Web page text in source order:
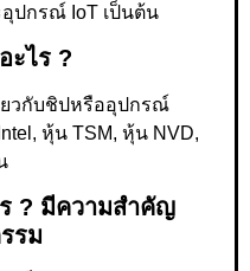
ปกรณ์ IoT เป็นต้น
ะไร ?
ยวกับชิปหรืออุปกรณ์
หุ้น TSM, หุ้น NVD,
? มีความสำคัญ
รม